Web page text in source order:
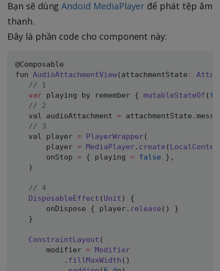
Bạn sẽ dùngAndoid MediaPlayer để phát tệp âm
thanh.
Đây là phần code cho component này:
@Composable
fun AudioAttachmentView( attachmentState :
// 1
var playing by remember { mutableStateOf (
// 2
   val audioAttachment
= attachmentState .
// 3
   val player
= PlayerWrapper(
       player
= MediaPlayer. create (
       onStop
= { playing = false } ,
)
// 4
DisposableEffect ( Unit )
{
       onDispose
{ player. release ( )
}
}
ConstraintLayout (
       modifier
= Modifier
. fillMaxWidth ( )